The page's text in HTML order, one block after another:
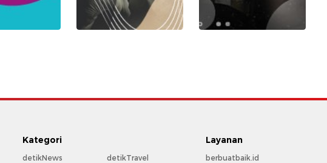
Kategori
detikNews
detikTravel
Layanan
berbuatbaik.id